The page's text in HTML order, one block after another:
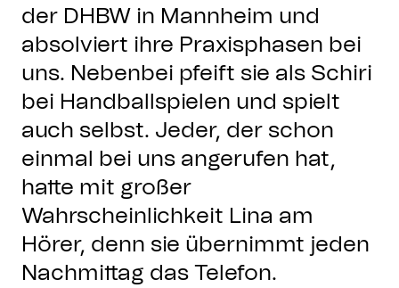
der DHBW in Mannheim und
absolviert ihre Praxisphasen bei
uns. Nebenbei pfeift sie als Schiri
bei Handballspielen und spielt
auch selbst. Jeder, der schon
einmal bei uns angerufen hat,
hatte mit großer
Wahrscheinlichkeit Lina am
Hörer, denn sie übernimmt jeden
Nachmittag das Telefon.